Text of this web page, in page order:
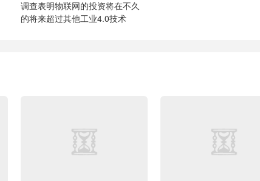
调查表明物联网的投资将在不久
的将来超过其他工业4.0技术